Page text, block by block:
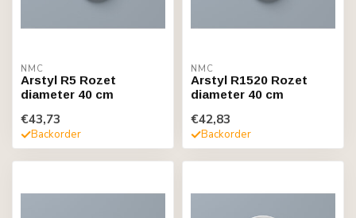
NMC
Arstyl R5 Rozet
diameter 40 cm
€43,73
Backorder
NMC
Arstyl R1520 Rozet
diameter 40 cm
€42,83
Backorder